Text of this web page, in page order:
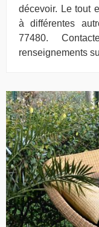
décevoir. Le tout
à différentes
77480.
renseignements